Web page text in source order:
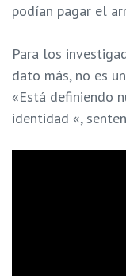
podían pagar el
Para los
dato más, no es
«Está definiendo
identidad «,